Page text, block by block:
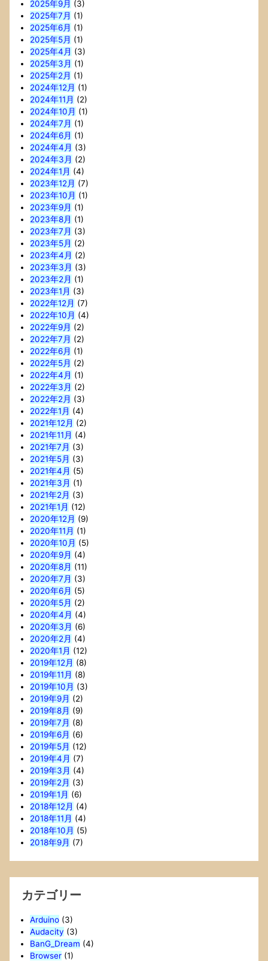
2025年9月 (3)
2025年7月 (1)
2025年6月 (1)
2025年5月 (1)
2025年4月 (3)
2025年3月 (1)
2025年2月 (1)
2024年12月 (1)
2024年11月 (2)
2024年10月 (1)
2024年7月 (1)
2024年6月 (1)
2024年4月 (3)
2024年3月 (2)
2024年1月 (4)
2023年12月 (7)
2023年10月 (1)
2023年9月 (1)
2023年8月 (1)
2023年7月 (3)
2023年5月 (2)
2023年4月 (2)
2023年3月 (3)
2023年2月 (1)
2023年1月 (3)
2022年12月 (7)
2022年10月 (4)
2022年9月 (2)
2022年7月 (2)
2022年6月 (1)
2022年5月 (2)
2022年4月 (1)
2022年3月 (2)
2022年2月 (3)
2022年1月 (4)
2021年12月 (2)
2021年11月 (4)
2021年7月 (3)
2021年5月 (3)
2021年4月 (5)
2021年3月 (1)
2021年2月 (3)
2021年1月 (12)
2020年12月 (9)
2020年11月 (1)
2020年10月 (5)
2020年9月 (4)
2020年8月 (11)
2020年7月 (3)
2020年6月 (5)
2020年5月 (2)
2020年4月 (4)
2020年3月 (6)
2020年2月 (4)
2020年1月 (12)
2019年12月 (8)
2019年11月 (8)
2019年10月 (3)
2019年9月 (2)
2019年8月 (9)
2019年7月 (8)
2019年6月 (6)
2019年5月 (12)
2019年4月 (7)
2019年3月 (4)
2019年2月 (3)
2019年1月 (6)
2018年12月 (4)
2018年11月 (4)
2018年10月 (5)
2018年9月 (7)
カテゴリー
Arduino(3)
Audacity (3)
BanG_Dream (4)
Browser(1)